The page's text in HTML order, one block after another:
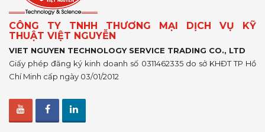
CÔNG TY TNHH THƯƠNG MẠI DỊCH VỤ KỸ
THUẬT VIỆT NGUYỄN
VIET NGUYEN TECHNOLOGY SERVICE TRADING CO., LTD
Giấy phép đăng ký kinh doanh số 0311462335 do sở KHĐT TP Hồ
Chí Minh cấp ngày 03/01/2012